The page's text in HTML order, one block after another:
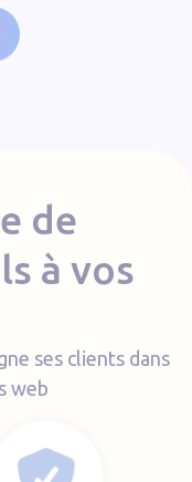
de
à vos
ses clients dans
web